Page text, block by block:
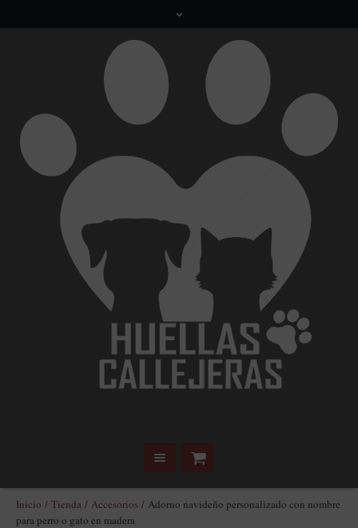
Inicio / Tienda / Accesorios / Adorno navideño personalizado con nombre
para perro o gato en madera